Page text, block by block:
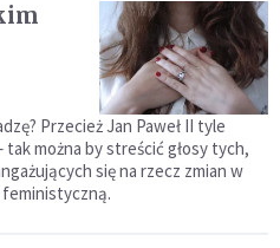
Przecież Jan Paweł II tyle
można by streścić głosy tych,
się na rzecz zmian w